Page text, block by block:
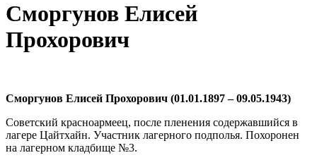
Сморгунов Елисей
Прохорович
Сморгунов Елисей Прохорович (01.01.1897 – 09.05.1943)
Советский красноармеец, после пленения содержавшийся в
лагере Цайтхайн. Участник лагерного подполья. Похоронен
на лагерном кладбище №3.